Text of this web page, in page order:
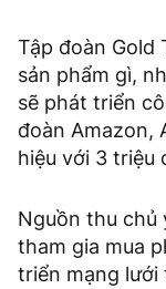
Tập đoàn Gold
sản phẩm gì,
sẽ phát triển
đoàn Amazon,
hiệu với 3 triệu
Nguồn thu chủ
tham gia mua
triển mạng lưới